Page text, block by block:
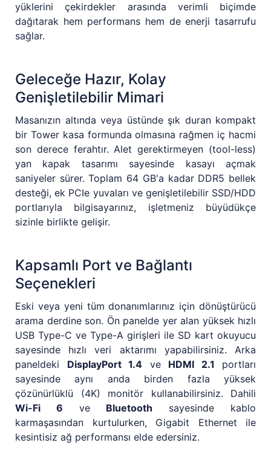
yüklerini çekirdekler arasında verimli biçimde
dağıtarak hem performans hem de enerji tasarrufu
sağlar.
Geleceğe Hazır, Kolay
Genişletilebilir Mimari
Masanızın altında veya üstünde şık duran kompakt
bir Tower kasa formunda olmasına rağmen iç hacmi
son derece ferahtır. Alet gerektirmeyen (tool-less)
yan kapak tasarımı sayesinde kasayı açmak
saniyeler sürer. Toplam 64 GB'a kadar DDR5 bellek
desteği, ek PCIe yuvaları ve genişletilebilir SSD/HDD
portlarıyla bilgisayarınız, işletmeniz büyüdükçe
sizinle birlikte gelişir.
Kapsamlı Port ve Bağlantı
Seçenekleri
Eski veya yeni tüm donanımlarınız için dönüştürücü
arama derdine son. Ön panelde yer alan yüksek hızlı
USB Type-C ve Type-A girişleri ile SD kart okuyucu
sayesinde hızlı veri aktarımı yapabilirsiniz. Arka
paneldeki DisplayPort 1.4 ve HDMI 2.1 portları
sayesinde aynı anda birden fazla yüksek
çözünürlüklü (4K) monitör kullanabilirsiniz. Dahili
Wi-Fi 6 ve Bluetooth sayesinde kablo
karmaşasından kurtulurken, Gigabit Ethernet ile
kesintisiz ağ performansı elde edersiniz.